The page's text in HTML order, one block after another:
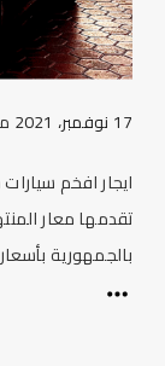
17 نوفمبر، 2021
ايجار افخم
تقدمها معار
بالجمهورية